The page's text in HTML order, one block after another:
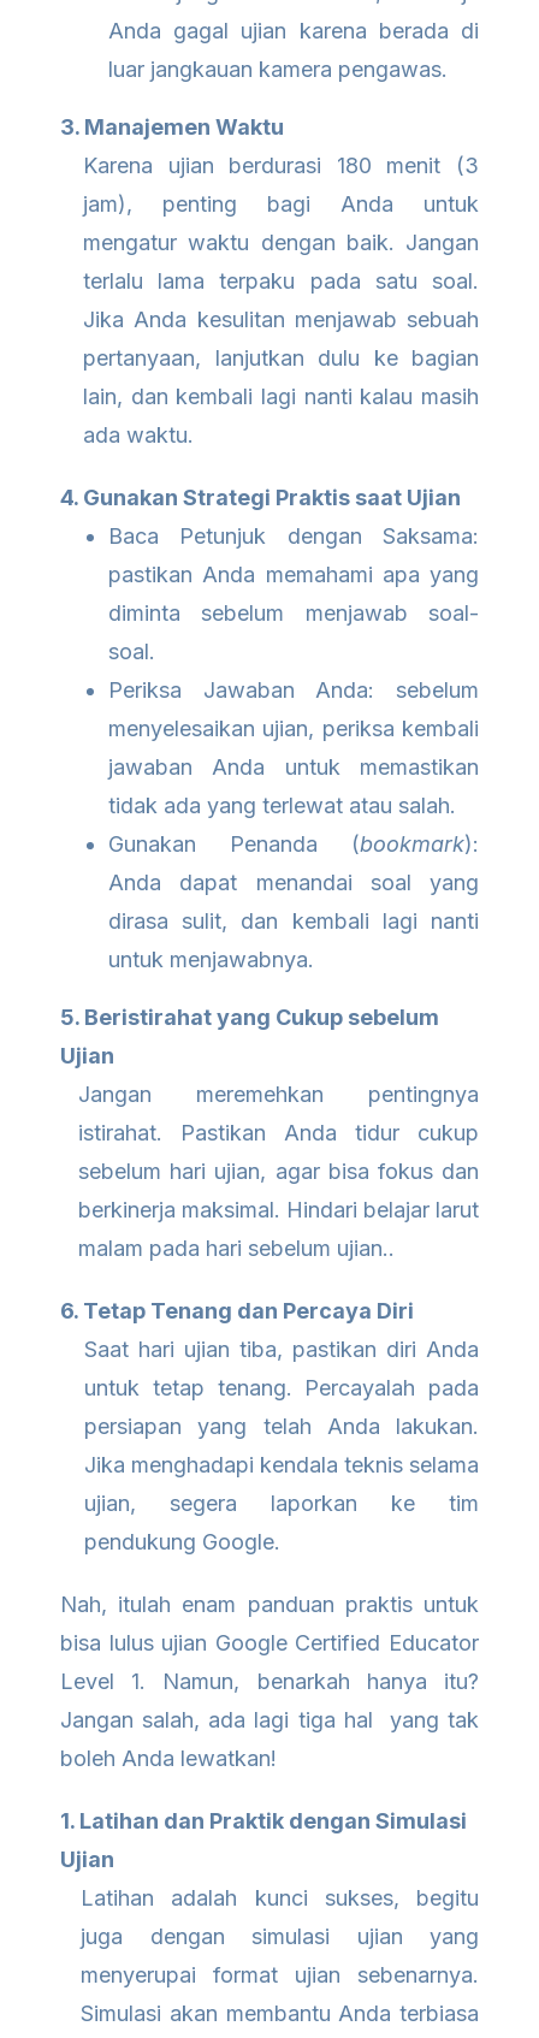
Anda gagal ujian karena berada di
luar jangkauan kamera pengawas.
3. Manajemen Waktu
Karena ujian berdurasi 180 menit (3
jam), penting bagi Anda untuk
mengatur waktu dengan baik. Jangan
terlalu lama terpaku pada satu soal.
Jika Anda kesulitan menjawab sebuah
pertanyaan, lanjutkan dulu ke bagian
lain, dan kembali lagi nanti kalau masih
ada waktu.
4. Gunakan Strategi Praktis saat Ujian
Baca Petunjuk dengan Saksama:
pastikan Anda memahami apa yang
diminta sebelum menjawab soal-
soal.
Periksa Jawaban Anda: sebelum
menyelesaikan ujian, periksa kembali
jawaban Anda untuk memastikan
tidak ada yang terlewat atau salah.
Gunakan Penanda (bookmark):
Anda dapat menandai soal yang
dirasa sulit, dan kembali lagi nanti
untuk menjawabnya.
5. Beristirahat yang Cukup sebelum
Ujian
Jangan meremehkan pentingnya
istirahat. Pastikan Anda tidur cukup
sebelum hari ujian, agar bisa fokus dan
berkinerja maksimal. Hindari belajar larut
malam pada hari sebelum ujian..
6. Tetap Tenang dan Percaya Diri
Saat hari ujian tiba, pastikan diri Anda
untuk tetap tenang. Percayalah pada
persiapan yang telah Anda lakukan.
Jika menghadapi kendala teknis selama
ujian, segera laporkan ke tim
pendukung Google.
Nah, itulah enam panduan praktis untuk
bisa lulus ujian Google Certified Educator
Level 1. Namun, benarkah hanya itu?
Jangan salah, ada lagi tiga hal yang tak
boleh Anda lewatkan!
1. Latihan dan Praktik dengan Simulasi
Ujian
Latihan adalah kunci sukses, begitu
juga dengan simulasi ujian yang
menyerupai format ujian sebenarnya.
Simulasi akan membantu Anda terbiasa